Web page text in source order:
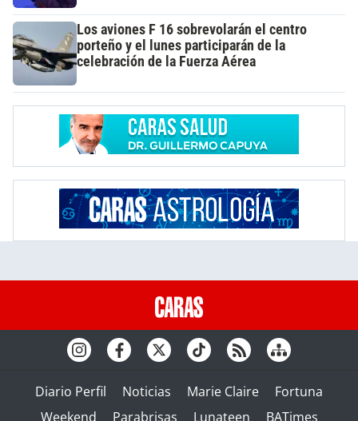
Los aviones F 16 sobrevolarán el centro
porteño y el lunes participarán de la
celebración de la Fuerza Aérea
Diario Perfil Noticias Marie Claire
Fortuna
Weekend
Parabrisas Lunateen BATimes